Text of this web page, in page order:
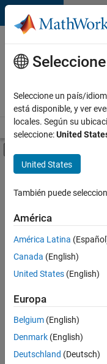
Saltar al contenido
Ofertas
de
empleo
MathWorks
Visión general
Contenido principal
FILTRADO POR
Ordenar por
Guardar
empleos
seleccionados
No se
Seleccione un país/
está disponible, y ver
locales. Según su
seleccione:United
United States
También puede
América
América Latina
Canada (English)
United States (English)
Europa
Belgium (English)
Denmark (English)
Deutschland (Deutsch)